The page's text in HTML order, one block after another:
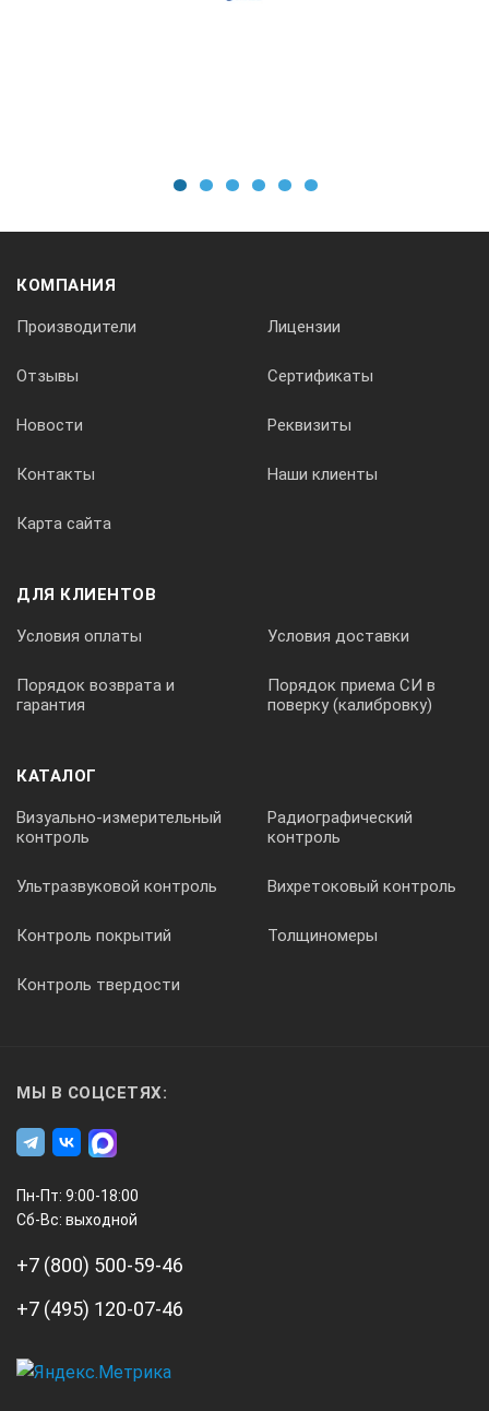
КОМПАНИЯ
Производители Лицензии
Отзывы Сертификаты
Новости Реквизиты
Контакты Наши клиенты
Карта сайта
ДЛЯ КЛИЕНТОВ
Условия оплаты Условия доставки
Порядок возврата и
гарантия
Порядок приема СИ в
поверку (калибровку)
КАТАЛОГ
Визуально-измерительный
контроль
Радиографический
контроль
Ультразвуковой контроль Вихретоковый контроль
Контроль покрытий Толщиномеры
Контроль твердости
МЫ В СОЦСЕТЯХ:
Пн-Пт: 9:00-18:00
Сб-Вс: выходной
+7 (800) 500-59-46
+7 (495) 120-07-46